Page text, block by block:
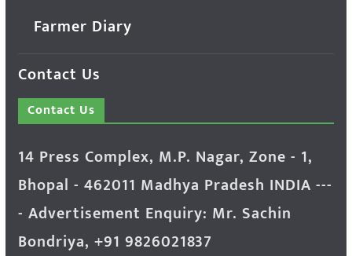
Farmer Diary
Contact Us
Contact Us
14 Press Complex, M.P. Nagar, Zone - 1,
Bhopal - 462011 Madhya Pradesh INDIA ---
- Advertisement Enquiry: Mr. Sachin
Bondriya, +91 9826021837